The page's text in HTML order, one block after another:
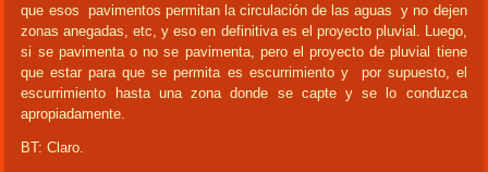
que esos pavimentos permitan la circulación de las aguas y no dejen
zonas anegadas, etc, y eso en definitiva es el proyecto pluvial. Luego,
si se pavimenta o no se pavimenta, pero el proyecto de pluvial tiene
que estar para que se permita es escurrimiento y por supuesto, el
escurrimiento hasta una zona donde se capte y se lo conduzca
apropiadamente.
BT: Claro.